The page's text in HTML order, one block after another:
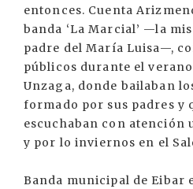
entonces. Cuenta
banda ‘La Marcial’ —la
padre del María Luisa—,
públicos durante el
Unzaga, donde bailaban
formado por sus padres y
escuchaban con atención
y por lo inviernos en el
Banda municipal de Eibar